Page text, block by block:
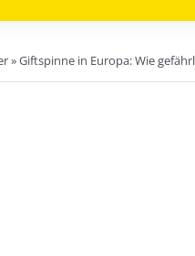
»Giftspinne in Europa: Wie